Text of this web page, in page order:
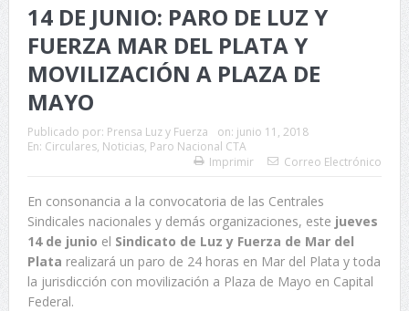
14 DE JUNIO: PARO DE LUZ Y
FUERZA MAR DEL PLATA Y
MOVILIZACIÓN A PLAZA DE
MAYO
Publicado por: Prensa Luz y Fuerza on: junio 11, 2018
En: Circulares, Noticias, Paro Nacional CTA
Imprimir
Correo Electrónico
En consonancia a la convocatoria de las Centrales
Sindicales nacionales y demás organizaciones, este jueves
14 de junio el Sindicato de Luz y Fuerza de Mar del
Plata realizará un paro de 24 horas en Mar del Plata y toda
la jurisdicción con movilización a Plaza de Mayo en Capital
Federal.